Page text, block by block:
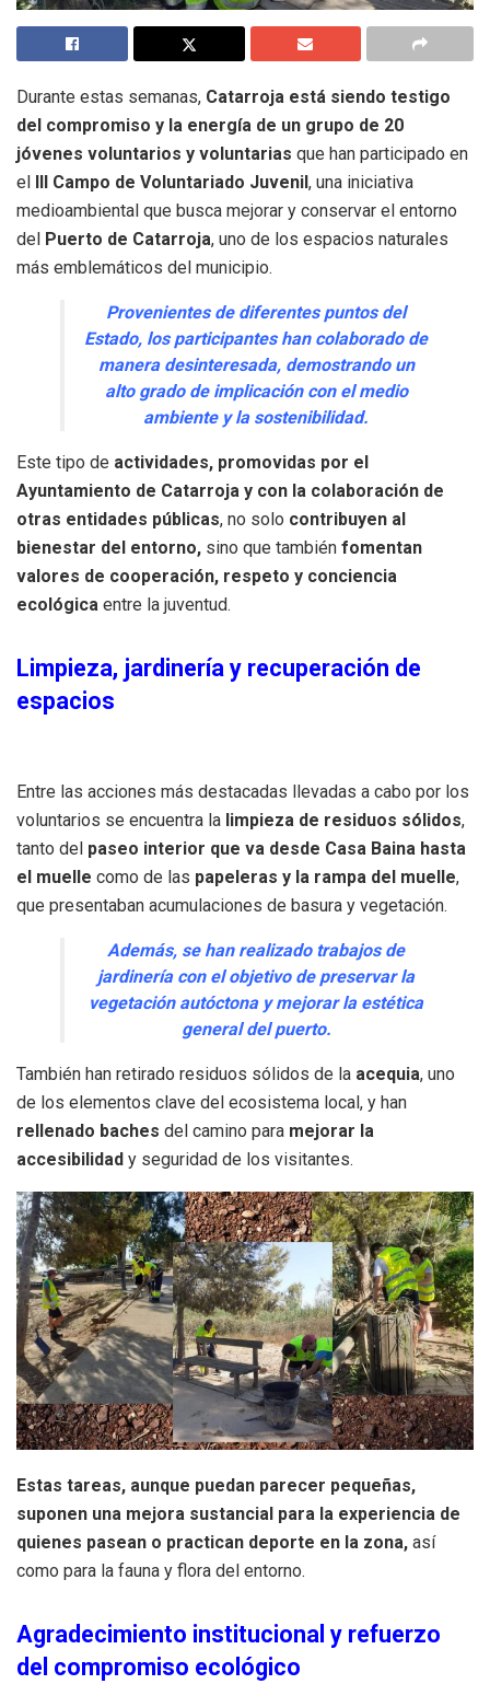
Durante estas semanas, Catarroja está siendo testigo
del compromiso y la energía de un grupo de 20
jóvenes voluntarios y voluntarias que han participado en
el
III Campo de Voluntariado Juvenil , una iniciativa
medioambiental que busca mejorar y conservar el entorno
del
Puerto de Catarroja, uno de los espacios naturales
más emblemáticos del municipio.
Provenientes de diferentes puntos del
Estado, los participantes han colaborado de
manera desinteresada, demostrando un
alto grado de implicación con el medio
ambiente y la sostenibilidad.
Este tipo de actividades, promovidas por el
Ayuntamiento de Catarroja y con la colaboración de
otras entidades públicas, no solo contribuyen al
bienestar del entorno, sino que también fomentan
valores de cooperación, respeto y conciencia
ecológica entre la juventud.
Limpieza, jardinería y recuperación de
espacios
Entre las acciones más destacadas llevadas a cabo por los
voluntarios se encuentra la limpieza de residuos sólidos,
tanto del paseo interior que va desde Casa Baina hasta
el muelle como de las papeleras y la rampa del muelle,
que presentaban acumulaciones de basura y vegetación.
Además, se han realizado trabajos de
jardinería con el objetivo de preservar la
vegetación autóctona y mejorar la estética
general del puerto.
También han retirado residuos sólidos de la acequia, uno
de los elementos clave del ecosistema local, y han
rellenado baches del camino para mejorar la
accesibilidad y seguridad de los visitantes.
Estas tareas, aunque puedan parecer pequeñas,
suponen una mejora sustancial para la experiencia de
quienes pasean o practican deporte en la zona, así
como para la fauna y flora del entorno.
Agradecimiento institucional y refuerzo
del compromiso ecológico